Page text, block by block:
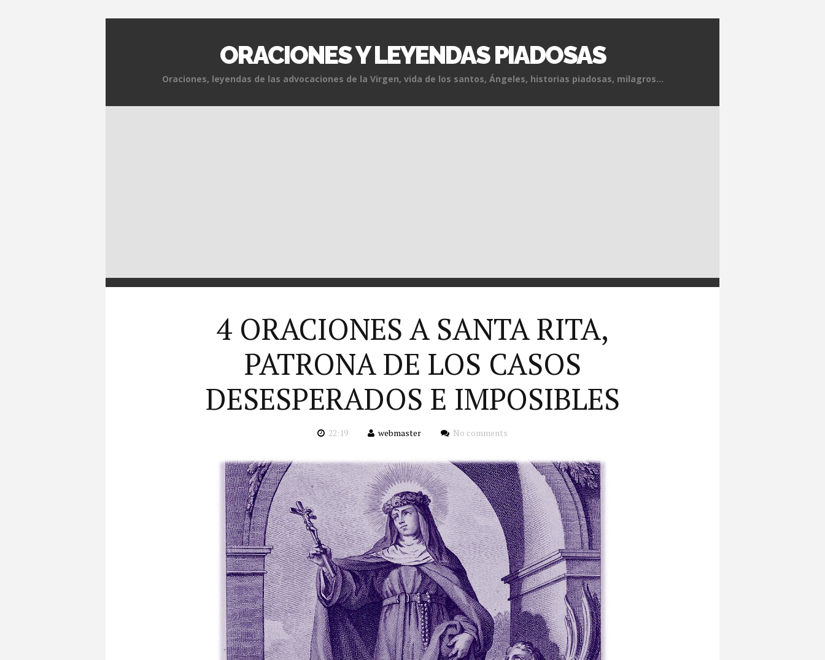
ORACIONES Y LEYENDAS PIADOSAS
Oraciones, leyendas de las advocaciones de la Virgen, vida de los santos, Ángeles, historias piadosas, milagros...
4 ORACIONES A SANTA RITA,
PATRONA DE LOS CASOS
DESESPERADOS E IMPOSIBLES
22:19 webmaster No comments